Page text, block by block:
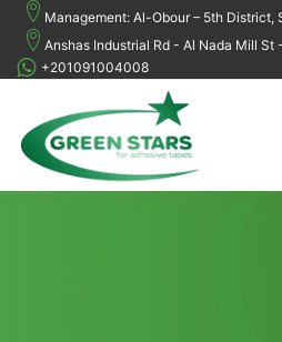
Management: Al-Obour – 5th District,
Anshas Industrial Rd - Al Nada Mill St
+201091004008